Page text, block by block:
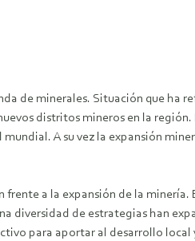
de minerales. Situación que ha
distritos mineros en la
A su vez la expansión
a la expansión de la
diversidad de estrategias han
para aportar al desarrollo local